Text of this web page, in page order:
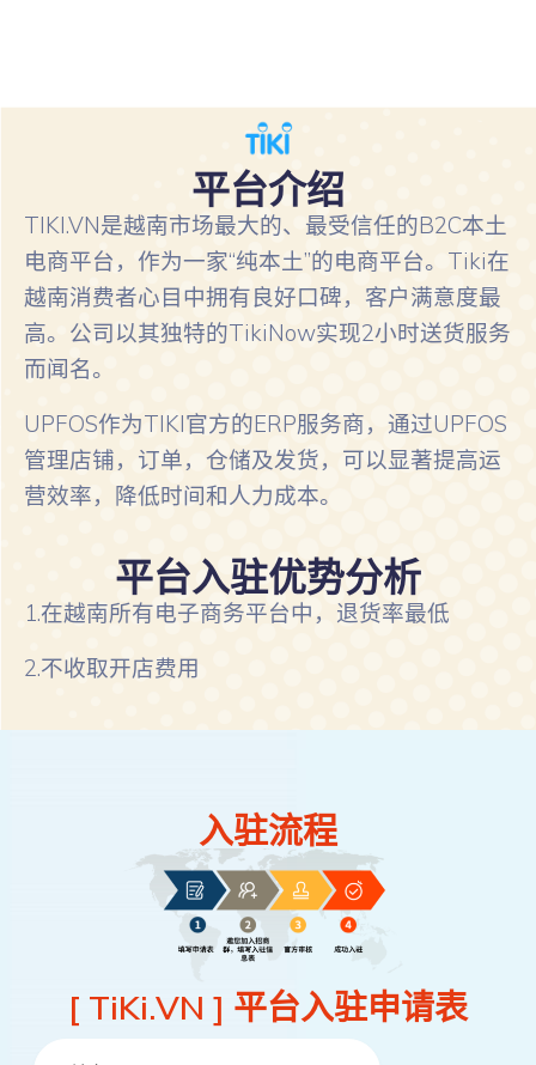
平台介绍
TIKI.VN是越南市场最大的、最受信任的B2C本土
电商平台，作为一家“纯本土”的电商平台。Tiki在
越南消费者心目中拥有良好口碑，客户满意度最
高。公司以其独特的TikiNow实现2小时送货服务
而闻名。
UPFOS作为TIKI官方的ERP服务商，通过UPFOS
管理店铺，订单，仓储及发货，可以显著提高运
营效率，降低时间和人力成本。
平台入驻优势分析
1.在越南所有电子商务平台中，退货率最低
2.不收取开店费用
入驻流程
[ TiKi.VN ] 平台入驻申请表